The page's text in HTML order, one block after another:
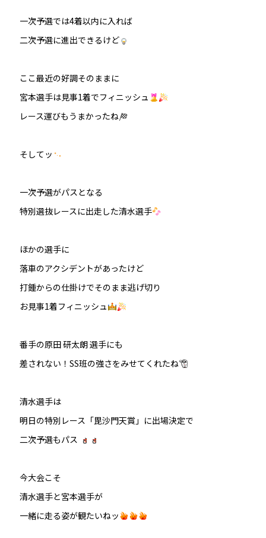
一次予選では4着以内に入れば
二次予選に進出できるけど
ここ最近の好調そのままに
宮本選手は見事1着でフィニッシュ
レース運びもうまかったね
そしてッ
一次予選がパスとなる
特別選抜レースに出走した清水選手
ほかの選手に
落車のアクシデントがあったけど
打鍾からの仕掛けでそのまま逃げ切り
お見事1着フィニッシュ
番手の原田 研太朗 選手にも
差されない！SS班の強さをみせてくれたね
清水選手は
明日の特別レース「毘沙門天賞」に出場決定で
二次予選もパス
今大会こそ
清水選手と宮本選手が
一緒に走る姿が観たいねッ